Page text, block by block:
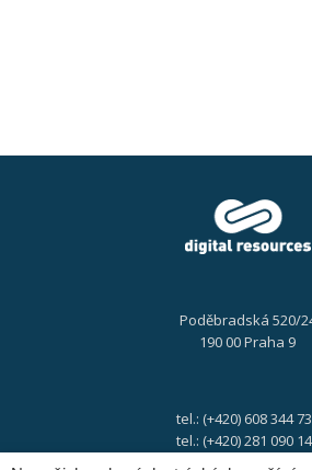
Poděbradská 520/
190 00 Praha 9
tel.: (+420) 608 344
tel.: (+420) 281 090